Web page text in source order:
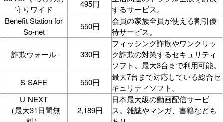
守りワイド
495円
するサービス。
Benefit Station for
So-net
550円
会員の家族全員が使える割引優
待サービス。
詐欺ウォール 330円
フィッシング詐欺やワンクリッ
ク詐欺の対策するセキュリティ
ソフト。最大3台まで利用可能。
S-SAFE
550円
最大7台まで対応している総合セ
キュリティソフト。
U-NEXT
（最大31日間無
2,189円
日本最大級の動画配信サービ
ス。雑誌やマンガ、書籍なども